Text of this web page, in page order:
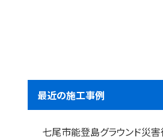
最近の施工事例
七尾市能登島グラウンド災